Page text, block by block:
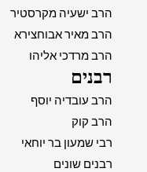
הרב ישעיה מקרסטיר
הרב מאיר אבוחצירא
הרב מרדכי אליהו
רבנים
הרב עובדיה יוסף
הרב קוק
רבי שמעון בר יוחאי
רבנים שונים